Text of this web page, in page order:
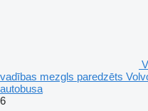
vadības mezgls paredzēts
autobusa
6